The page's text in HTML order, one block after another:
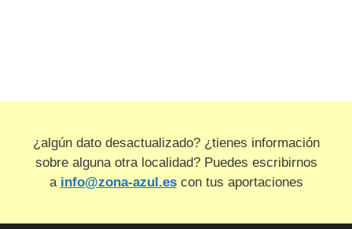
¿algún dato desactualizado? ¿tienes información
sobre alguna otra localidad? Puedes escribirnos
a info@zona-azul.escon tus aportaciones